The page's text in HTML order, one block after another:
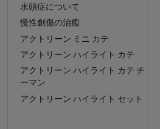
水頭症について
慢性創傷の治癒
アクトリーン ミニ カテ
アクトリーン ハイライト カテ
アクトリーン ハイライト カテ チ
ーマン
アクトリーン ハイライト セット